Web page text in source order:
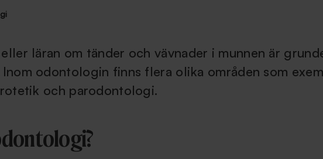
läran om tänder och vävnader i munnen är
odontologin finns flera olika områden som
och parodontologi.